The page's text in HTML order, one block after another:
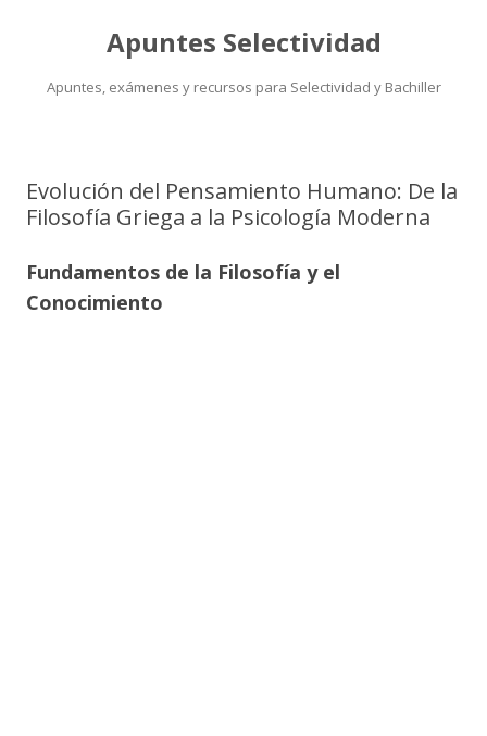
Apuntes Selectividad
Apuntes, exámenes y recursos para Selectividad y Bachiller
Evolución del Pensamiento Humano: De la
Filosofía Griega a la Psicología Moderna
Fundamentos de la Filosofía y el
Conocimiento